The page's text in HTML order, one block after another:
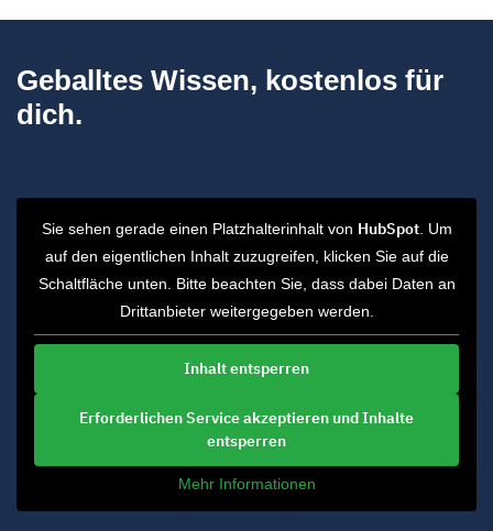
Geballtes Wissen, kostenlos für
dich.
Sie sehen gerade einen Platzhalterinhalt von HubSpot. Um
auf den eigentlichen Inhalt zuzugreifen, klicken Sie auf die
Schaltfläche unten. Bitte beachten Sie, dass dabei Daten an
Drittanbieter weitergegeben werden.
Inhalt entsperren
Erforderlichen Service akzeptieren und Inhalte
entsperren
Mehr Informationen